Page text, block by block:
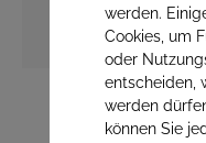
werden.
Cookies, um
oder
entscheiden,
werden
können Sie